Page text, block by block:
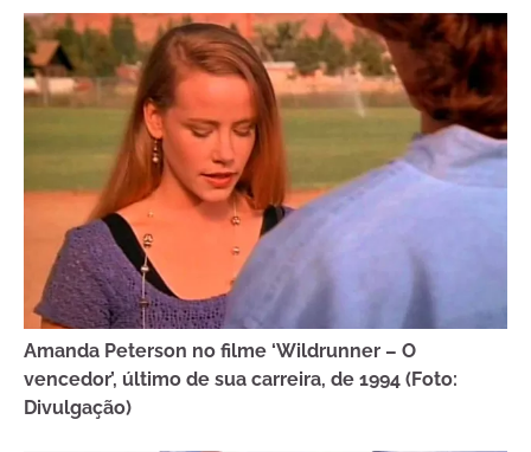
Amanda Peterson no filme ‘Wildrunner – O
vencedor’, último de sua carreira, de 1994 (Foto:
Divulgação)